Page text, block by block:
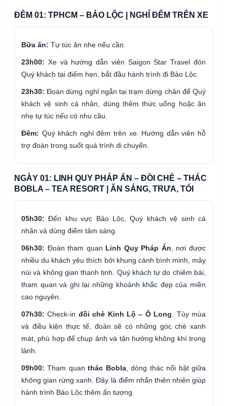
ĐÊM 01: TPHCM – BẢO LỘC | NGHỈ ĐÊM TRÊN XE
Bữa ăn: Tự túc ăn nhẹ nếu cần.
23h00: Xe và hướng dẫn viên Saigon Star Travel đón
Quý khách tại điểm hẹn, bắt đầu hành trình đi Bảo Lộc.
23h30: Đoàn dừng nghỉ ngắn tại trạm dừng chân để Quý
khách vệ sinh cá nhân, dùng thêm thức uống hoặc ăn
nhẹ tự túc nếu có nhu cầu.
Đêm: Quý khách nghỉ đêm trên xe. Hướng dẫn viên hỗ
trợ đoàn trong suốt quá trình di chuyển.
NGÀY 01: LINH QUY PHÁP ẤN – ĐỒI CHÈ – THÁC
BOBLA – TEA RESORT | ĂN SÁNG, TRƯA, TỐI
05h30: Đến khu vực Bảo Lộc, Quý khách vệ sinh cá
nhân và dùng điểm tâm sáng.
06h30: Đoàn tham quan Linh Quy Pháp Ấn, nơi được
nhiều du khách yêu thích bởi khung cảnh bình minh, mây
núi và không gian thanh tịnh. Quý khách tự do chiêm bái,
tham quan và ghi lại những khoảnh khắc đẹp của miền
cao nguyên.
07h30: Check-in đồi chè Kinh Lộ – Ô Long. Tùy mùa
và điều kiện thực tế, đoàn sẽ có những góc chè xanh
mát, phù hợp để chụp ảnh và tận hưởng không khí trong
lành.
09h00: Tham quanthác Bobla, dòng thác nổi bật giữa
không gian rừng xanh. Đây là điểm nhấn thiên nhiên giúp
hành trình Bảo Lộc thêm ấn tượng.